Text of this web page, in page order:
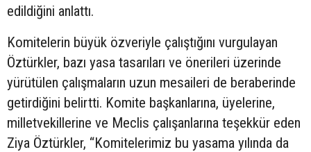
edildiğini anlattı.
Komitelerin büyük özveriyle çalıştığını vurgulayan
Öztürkler, bazı yasa tasarıları ve önerileri üzerinde
yürütülen çalışmaların uzun mesaileri de beraberinde
getirdiğini belirtti. Komite başkanlarına, üyelerine,
milletvekillerine ve Meclis çalışanlarına teşekkür eden
Ziya Öztürkler, “Komitelerimiz bu yasama yılında da